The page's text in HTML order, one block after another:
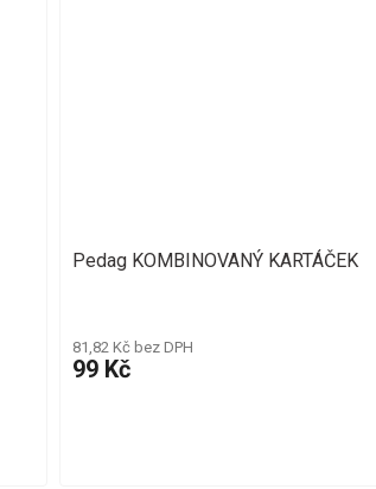
Pedag KOMBINOVANÝ KARTÁČEK
81,82 Kč bez DPH
99 Kč